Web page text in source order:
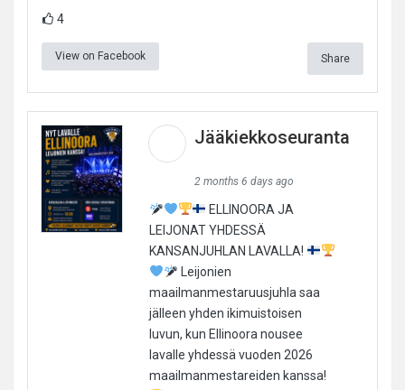
4
View on Facebook Share
Jääkiekkoseuranta
2 months 6 days ago
ELLINOORA JA
LEIJONAT YHDESSÄ
KANSANJUHLAN LAVALLA!
Leijonien
maailmanmestaruusjuhla saa
jälleen yhden ikimuistoisen
luvun, kun Ellinoora nousee
lavalle yhdessä vuoden 2026
maailmanmestareiden kanssa!